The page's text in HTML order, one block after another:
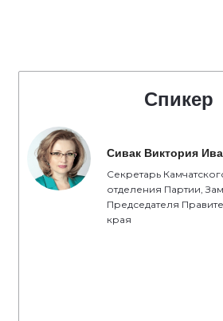
Спикер
Сивак Виктория
Секретарь
отделения Партии,
Председателя
края